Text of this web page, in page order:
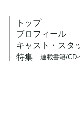
トップ
プロフィール
キャスト・スタ
特集
連載書籍/CD